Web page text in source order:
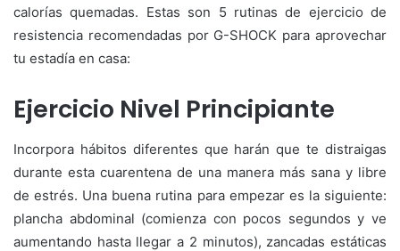
calorías quemadas. Estas son 5 rutinas de ejercicio de
resistencia recomendadas por G-SHOCK para aprovechar
tu estadía en casa:
Ejercicio Nivel Principiante
Incorpora hábitos diferentes que harán que te distraigas
durante esta cuarentena de una manera más sana y libre
de estrés. Una buena rutina para empezar es la siguiente:
plancha abdominal (comienza con pocos segundos y ve
aumentando hasta llegar a 2 minutos), zancadas estáticas